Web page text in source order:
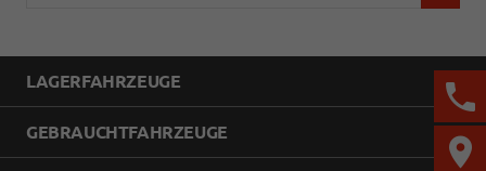
LAGERFAHRZEUGE
GEBRAUCHTFAHRZEUGE